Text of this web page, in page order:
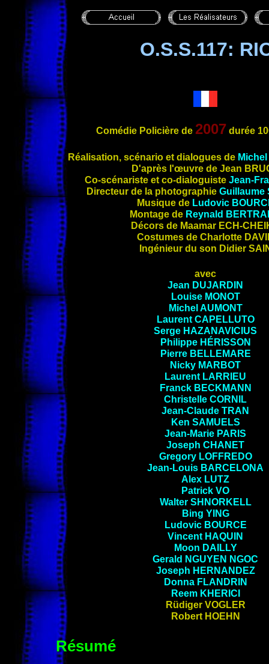
O.S.S.117:
Comédie Policière de 2007 durée
Réalisation, scénario et dialogues de Michel
D'après l'œuvre de Jean
Co-scénariste et co-dialoguiste Jean-
Directeur de la photographie Guillaume
Musique de Ludovic
Montage de Reynald
Décors de Maamar ECH-
Costumes de Charlotte
Ingénieur du son Didier
avec
Jean DUJARDIN
Louise MONOT
MichelAUMONT
Laurent CAPELLUTO
Serge HAZANAVICIUS
Philippe HÉRISSON
Pierre BELLEMARE
Nicky MARBOT
Laurent LARRIEU
Franck BECKMANN
Christelle CORNIL
Jean-Claude TRAN
Ken SAMUELS
Jean-Marie PARIS
Joseph CHANET
Gregory LOFFREDO
Jean-Louis BARCELONA
Alex LUTZ
Patrick VO
Walter SHNORKELL
Bing YING
Ludovic BOURCE
Vincent HAQUIN
Moon DAILLY
Gerald NGUYEN NGOC
Joseph HERNANDEZ
Donna FLANDRIN
Reem KHERICI
Rüdiger VOGLER
Robert HOEHN
Résumé